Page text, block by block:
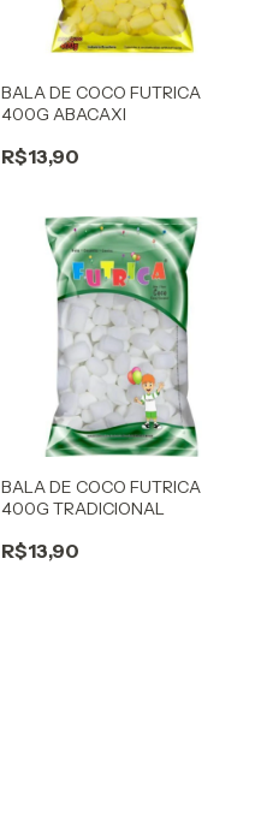
BALA DE COCO FUTRICA
400G ABACAXI
R$13,90
BALA DE COCO FUTRICA
400G TRADICIONAL
R$13,90